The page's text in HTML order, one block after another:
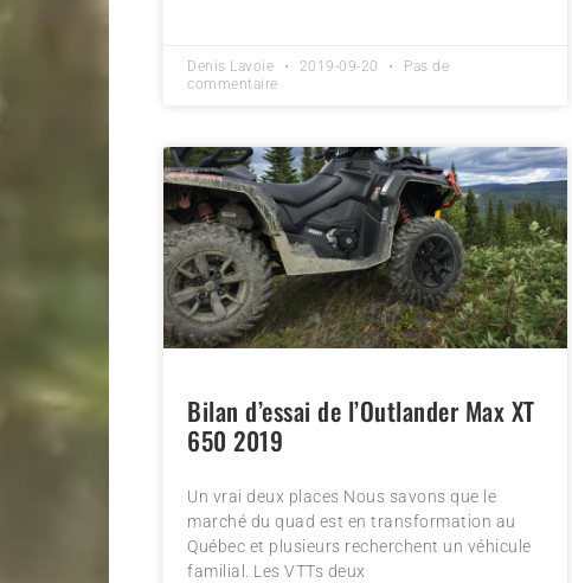
Denis Lavoie 2019-09-20
Pas de
commentaire
Bilan d’essai de l’Outlander Max XT
650 2019
Un vrai deux places Nous savons que le
marché du quad est en transformation au
Québec et plusieurs recherchent un véhicule
familial. Les VTTs deux